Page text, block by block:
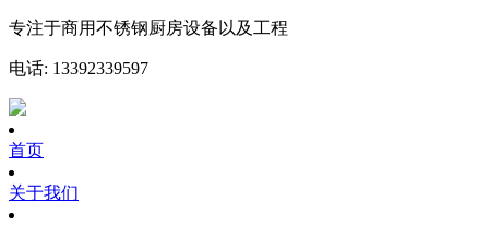
专注于商用不锈钢厨房设备以及工程
电话: 13392339597
首页
关于我们